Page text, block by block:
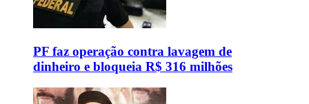
PF faz operação contra lavagem de
dinheiro e bloqueia R$ 316 milhões